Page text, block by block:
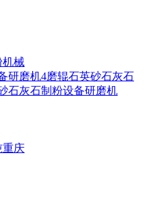
机械
研磨机4磨辊石英砂石灰石
石灰石制粉设备研磨机
重庆